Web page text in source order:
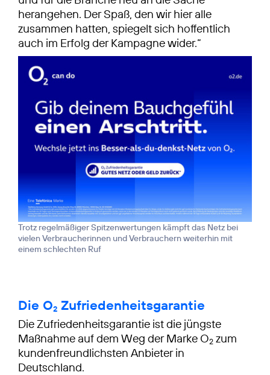
herangehen. Der Spaß, den wir hier alle
zusammen hatten, spiegelt sich hoffentlich
auch im Erfolg der Kampagne wider.“
Trotz regelmäßiger Spitzenwertungen kämpft das Netz bei
vielen Verbraucherinnen und Verbrauchern weiterhin mit
einem schlechten Ruf
Die O2 Zufriedenheitsgarantie
Die Zufriedenheitsgarantie ist die jüngste
Maßnahme auf dem Weg der Marke O2 zum
kundenfreundlichsten Anbieter in
Deutschland.